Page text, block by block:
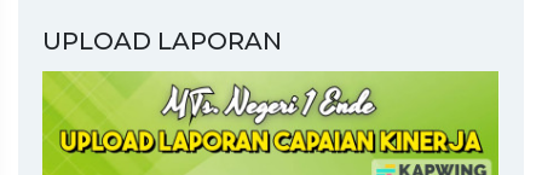
UPLOAD LAPORAN